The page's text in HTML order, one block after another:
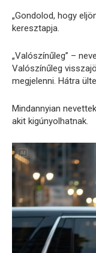
„Gondolod, hogy
keresztapja.
„Valószínűleg” –
Valószínűleg
megjelenni. Hátra
Mindannyian
akit kigúnyolhatnak.